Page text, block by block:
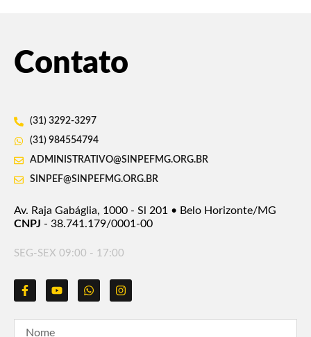
Contato
(31) 3292-3297
(31) 984554794
ADMINISTRATIVO@SINPEFMG.ORG.BR
SINPEF@SINPEFMG.ORG.BR
Av. Raja Gabáglia, 1000 - Sl 201 • Belo Horizonte/MG
CNPJ - 38.741.179/0001-00
SEG-SEX 09:00 - 17:00